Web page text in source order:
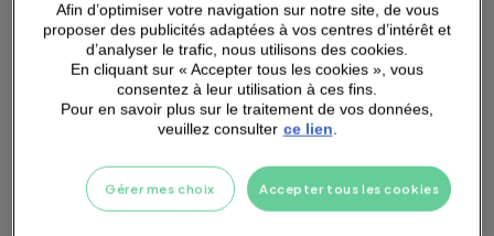
PARKINGA PROXIMITÉ
Je m'abonne dès maintenant
Je teste la salle
Afin d’optimiser votre navigation sur notre site, de vous
proposer des publicités adaptées à vos centres d’intérêt et
d’analyser le trafic, nous utilisons des cookies.
En cliquant sur « Accepter tous les cookies », vous
consentez à leur utilisation à ces fins.
Pour en savoir plus sur le traitement de vos données,
veuillez consulter ce lien
Accepter tous les cookies
Gérer mes choix